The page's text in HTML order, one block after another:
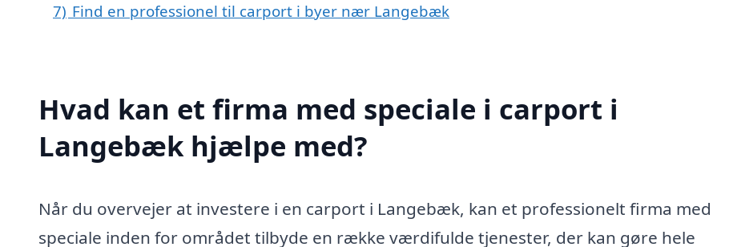
7) Find en professionel til carport i byer nær Langebæk
Hvad kan et firma med speciale i carport i
Langebæk hjælpe med?
Når du overvejer at investere i en carport i Langebæk, kan et professionelt firma med
speciale inden for området tilbyde en række værdifulde tjenester, der kan gøre hele